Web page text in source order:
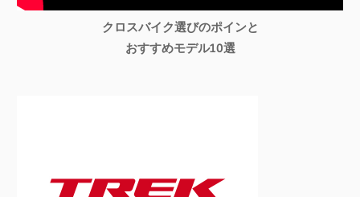
クロスバイク選びのポインと
おすすめモデル10選